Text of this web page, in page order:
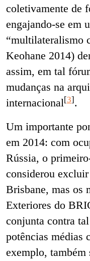
coletivamente de
engajando-se em
“multilateralismo
Keohane 2014)
assim, em tal
mudanças na
internacional[3].
Um importante
em 2014: com
Rússia, o
considerou
Brisbane, mas os
Exteriores do
conjunta contra
potências médias
exemplo, também